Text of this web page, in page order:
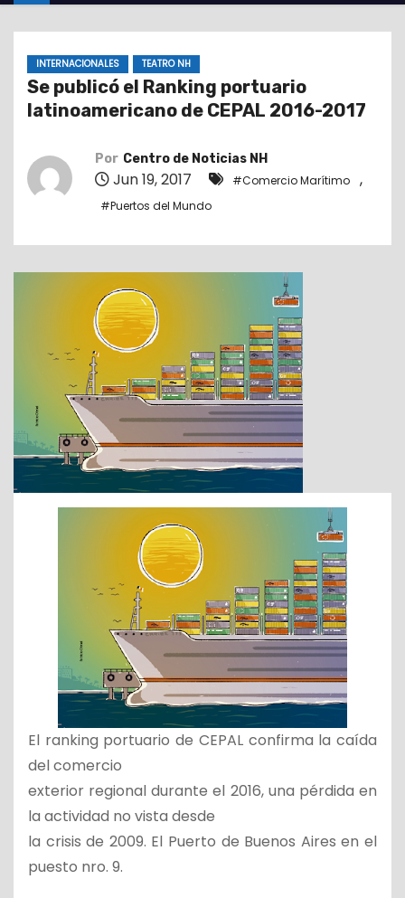
o
INTERNACIONALES TEATRO NH
Se publicó el Ranking portuario
latinoamericano de CEPAL 2016-2017
Por Centro de Noticias NH
Jun 19, 2017 #Comercio Marítimo ,
#Puertos del Mundo
El ranking portuario de CEPAL confirma la caída
del comercio
exterior regional durante el 2016, una pérdida en
la actividad no vista desde
la crisis de 2009. El Puerto de Buenos Aires en el
puesto nro. 9.